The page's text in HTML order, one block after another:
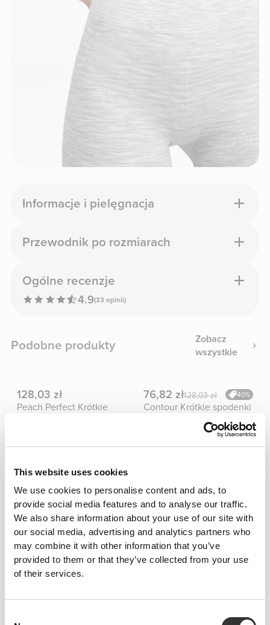
This website uses cookies
We use cookies to personalise content and ads, to
provide social media features and to analyse our traffic.
We also share information about your use of our site with
our social media, advertising and analytics partners who
may combine it with other information that you’ve
provided to them or that they’ve collected from your use
of their services.
Informacje i pielęgnacja
Ogólne recenzje
4.9(33 opinii)
Przewodnik po rozmiarach
Podobne produkty
Zobacz
wszystkie
128,03 zł
Peach Perfect Krótkie
stanem
76,82 zł128,03 zł 40%
Contour Krótkie spodenki
o średniej długości z
wysokim stanem
45,63 zł 50%
z regularnym stanem
Twiggy
119,50 zł 20%
Peach Perfect FX
Bestsellery
Zobacz
wszystkie
173,86 zł
Szorty o średnim stanie
85,22 zł